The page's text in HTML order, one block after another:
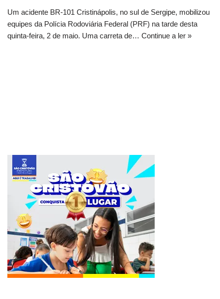
Um acidente BR-101 Cristinápolis, no sul de Sergipe, mobilizou
equipes da Polícia Rodoviária Federal (PRF) na tarde desta
quinta-feira, 2 de maio. Uma carreta de… Continue a ler »